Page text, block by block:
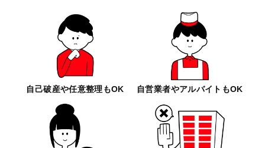
自己破産や任意整理もOK 自営業者やアルバイトもOK